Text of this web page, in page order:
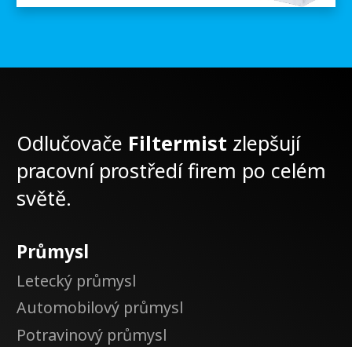
Odlučovače Filtermist zlepšují
pracovní prostředí firem po celém
světě.
Průmysl
Letecký průmysl
Automobilový průmysl
Potravinový průmysl